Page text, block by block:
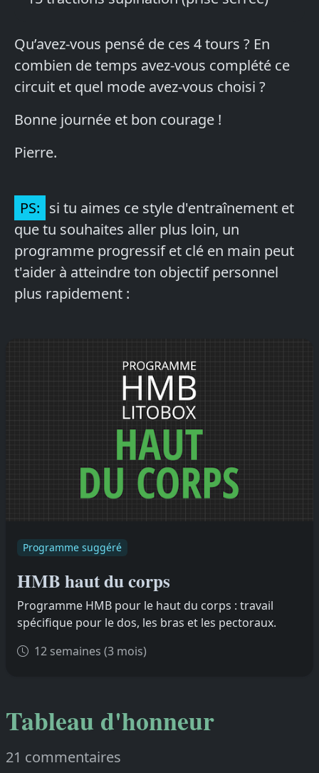
Qu’avez-vous pensé de ces 4 tours ? En
combien de temps avez-vous complété ce
circuit et quel mode avez-vous choisi ?
Bonne journée et bon courage !
Pierre.
PS: si tu aimes ce style d'entraînement et
que tu souhaites aller plus loin, un
programme progressif et clé en main peut
t'aider à atteindre ton objectif personnel
plus rapidement :
Programme suggéré
HMB haut du corps
Programme HMB pour le haut du corps : travail
spécifique pour le dos, les bras et les pectoraux.
12 semaines (3 mois)
Tableau d'honneur
21 commentaires